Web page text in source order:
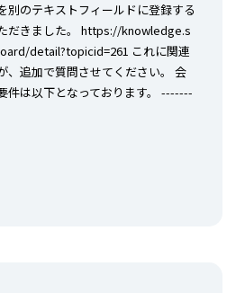
別のテキストフィールドに登録する
だきました。 https://knowledge.s
detail?topicid=261 これに関連
、追加で質問させてください。 会
件は以下となっております。 -------